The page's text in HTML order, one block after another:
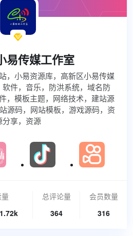

易传媒工作室
，小易资源库，高新区小易传媒
件，音乐，防洪系统，域名防
，模板主题，网络技术，建站源
源码，网站模板，游戏源码，资
分享，资源
总评论量
364
会员数量
316